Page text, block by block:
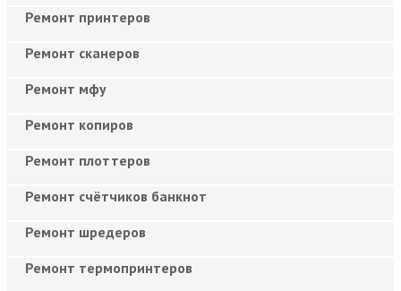
Ремонт принтеров
Ремонт сканеров
Ремонт мфу
Ремонт копиров
Ремонт плоттеров
Ремонт счётчиков банкнот
Ремонт шредеров
Ремонт термопринтеров